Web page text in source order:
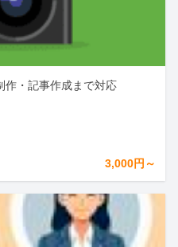
作・記事作成まで対応
3,000円～